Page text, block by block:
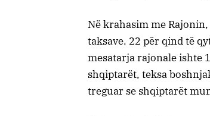
Në krahasim me
taksave. 22 për qind të
mesatarja rajonale ishte
shqiptarët, teksa
treguar se shqiptarët